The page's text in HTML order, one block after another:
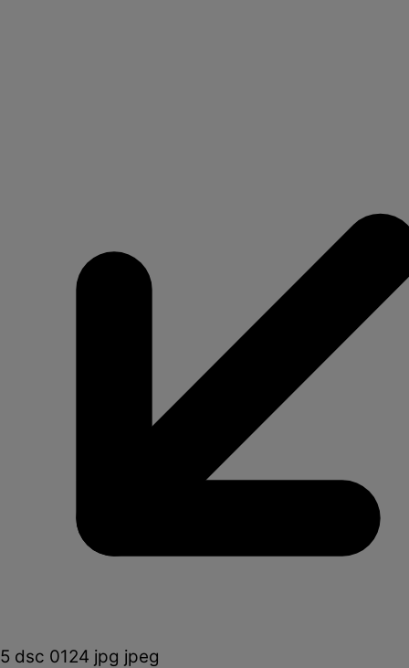
5 dsc 0124 jpg jpeg